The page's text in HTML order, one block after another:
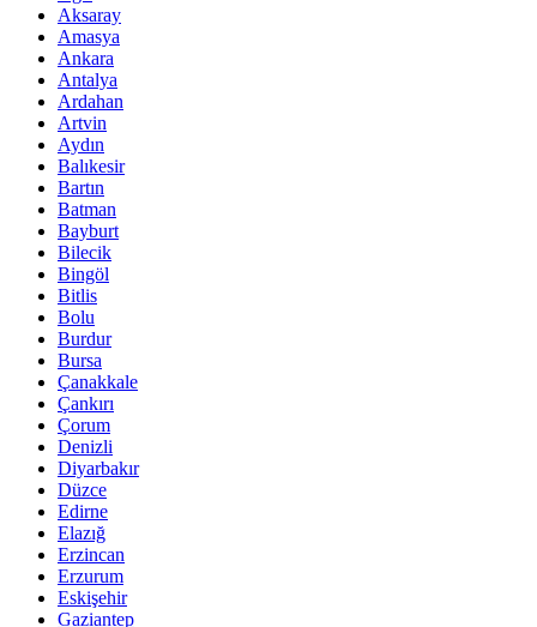
Aksaray
Amasya
Ankara
Antalya
Ardahan
Artvin
Aydın
Balıkesir
Bartın
Batman
Bayburt
Bilecik
Bingöl
Bitlis
Bolu
Burdur
Bursa
Çanakkale
Çankırı
Çorum
Denizli
Diyarbakır
Düzce
Edirne
Elazığ
Erzincan
Erzurum
Eskişehir
Gaziantep